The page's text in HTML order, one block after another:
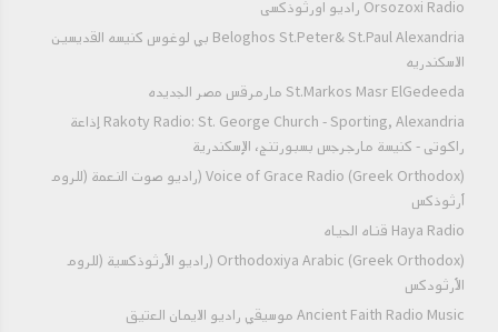
Orsozoxi Radio راديو اورثوذكسى
Beloghos St.Peter& St.Paul Alexandria بي لوغوس كنيسه القديسين
الاسكندريه
St.Markos Masr ElGedeeda مارمرقس مصر الجديده
Rakoty Radio: St. George Church - Sporting, Alexandria إذاعة
راكوتى - كنيسة مارجرجس بسبورتنج، الإسكندرية
Voice of Grace Radio (Greek Orthodox) (راديو صوت النعمة (للروم
أرثوذكس
Haya Radio قناه الحياه
Orthodoxiya Arabic (Greek Orthodox) (راديو الأرثوذكسية (للروم
الأرثودكس
Ancient Faith Radio Music موسيقي راديو الايمان العتيق